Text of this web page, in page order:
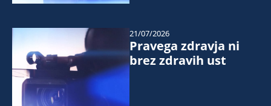
Pravega zdravja ni
brez zdravih ust
21/07/2026